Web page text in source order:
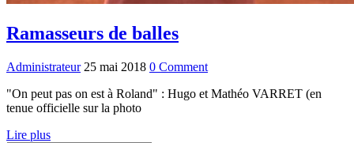
Ramasseurs de balles
Administrateur 25 mai 2018 0 Comment
"On peut pas on est à Roland" : Hugo et Mathéo VARRET (en
tenue officielle sur la photo
Lire plus